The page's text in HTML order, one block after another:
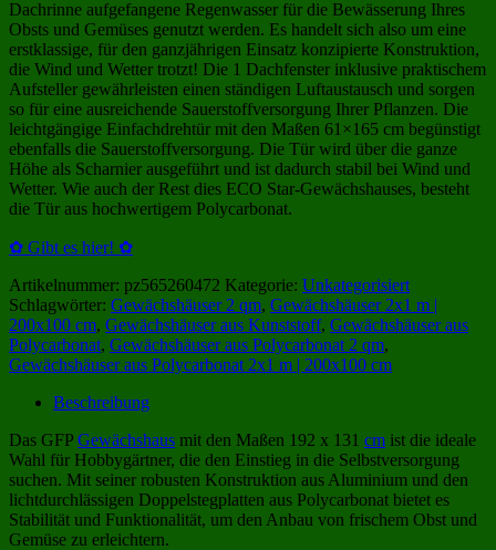
Dachrinne aufgefangene Regenwasser für die Bewässerung Ihres
Obsts und Gemüses genutzt werden. Es handelt sich also um eine
erstklassige, für den ganzjährigen Einsatz konzipierte Konstruktion,
die Wind und Wetter trotzt! Die 1 Dachfenster inklusive praktischem
Aufsteller gewährleisten einen ständigen Luftaustausch und sorgen
so für eine ausreichende Sauerstoffversorgung Ihrer Pflanzen. Die
leichtgängige Einfachdrehtür mit den Maßen 61×165 cm begünstigt
ebenfalls die Sauerstoffversorgung. Die Tür wird über die ganze
Höhe als Scharnier ausgeführt und ist dadurch stabil bei Wind und
Wetter. Wie auch der Rest dies ECO Star-Gewächshauses, besteht
die Tür aus hochwertigem Polycarbonat.
✿ Gibt es hier! ✿
Artikelnummer: pz565260472 Kategorie: Unkategorisiert
Schlagwörter: Gewächshäuser 2 qm, Gewächshäuser 2x1 m |
200x100 cm, Gewächshäuser aus Kunststoff, Gewächshäuser aus
Polycarbonat, Gewächshäuser aus Polycarbonat 2 qm,
Gewächshäuser aus Polycarbonat 2x1 m | 200x100 cm
Beschreibung
Das GFP Gewächshaus mit den Maßen 192 x 131 cm ist die ideale
Wahl für Hobbygärtner, die den Einstieg in die Selbstversorgung
suchen. Mit seiner robusten Konstruktion aus Aluminium und den
lichtdurchlässigen Doppelstegplatten aus Polycarbonat bietet es
Stabilität und Funktionalität, um den Anbau von frischem Obst und
Gemüse zu erleichtern.